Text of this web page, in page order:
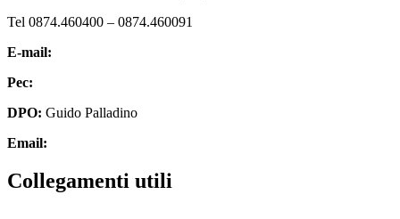
Tel 0874.460400 – 0874.460091
E-mail:
Pec:
DPO: Guido Palladino
Email:
Collegamenti utili